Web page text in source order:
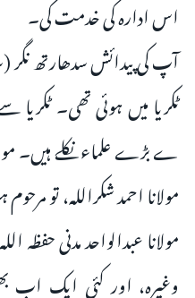
اس ادارہ کی خدمت کی۔
آپ کی پیدائش سدھارتھ
ٹکریا میں ہوئی تھی۔
ے بڑے علماء نکلے ہیں۔
مولانا احمد شکراللہ، تو
مولانا عبدالواحد مدنی حفظہ
وغیرہ، اور کئی ایک اب